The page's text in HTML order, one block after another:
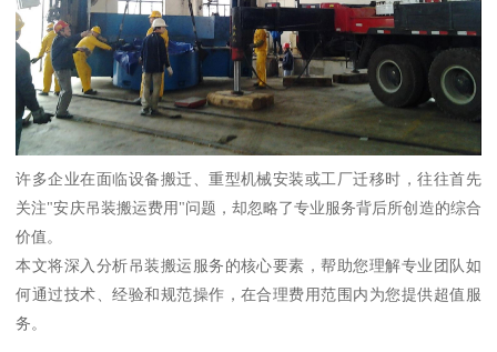
许多企业在面临设备搬迁、重型机械安装或工厂迁移时，往往首先
关注"安庆吊装搬运费用"问题，却忽略了专业服务背后所创造的综合
价值。
本文将深入分析吊装搬运服务的核心要素，帮助您理解专业团队如
何通过技术、经验和规范操作，在合理费用范围内为您提供超值服
务。